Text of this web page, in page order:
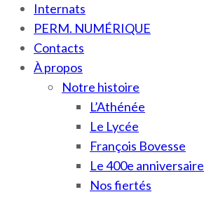
Internats
PERM. NUMÉRIQUE
Contacts
À propos
Notre histoire
L’Athénée
Le Lycée
François Bovesse
Le 400e anniversaire
Nos fiertés